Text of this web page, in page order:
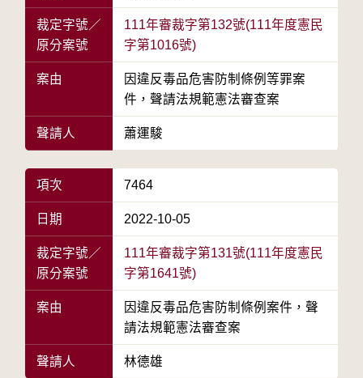
裁定字號／
原分案號
111年審裁字第132號(111年度憲民
字第1016號)
案由
因違反毒品危害防制條例等罪案
件，聲請法規範憲法審查案
聲請人 蕭運駿
項次 7464
日期 2022-10-05
裁定字號／
原分案號
111年審裁字第131號(111年度憲民
字第1641號)
案由
因違反毒品危害防制條例案件，聲
請法規範憲法審查案
聲請人 林德雄